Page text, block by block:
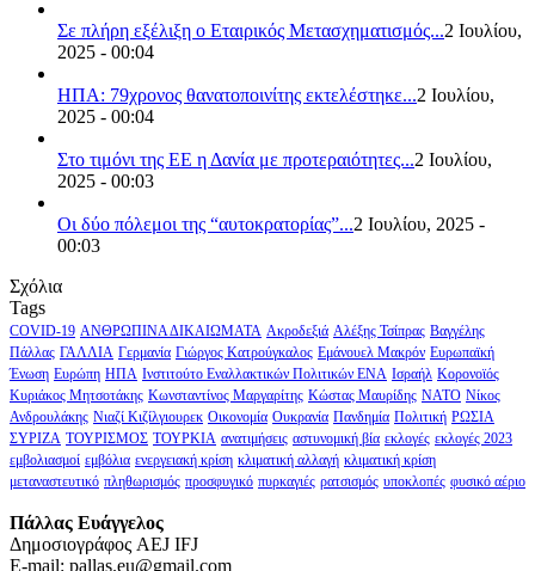
Σε πλήρη εξέλιξη ο Εταιρικός Μετασχηματισμός...2 Ιουλίου,
2025 - 00:04
ΗΠΑ: 79χρονος θανατοποινίτης εκτελέστηκε...2 Ιουλίου,
2025 - 00:04
Στο τιμόνι της ΕΕ η Δανία με προτεραιότητες...2 Ιουλίου,
2025 - 00:03
Οι δύο πόλεμοι της “αυτοκρατορίας”...2 Ιουλίου, 2025 -
00:03
Σχόλια
Tags
COVID-19 ΑΝΘΡΩΠΙΝΑ ΔΙΚΑΙΩΜΑΤΑ Ακροδεξιά Αλέξης Τσίπρας Βαγγέλης
Πάλλας ΓΑΛΛΙΑ Γερμανία Γιώργος Κατρούγκαλος Εμάνουελ Μακρόν Ευρωπαϊκή
Ένωση Ευρώπη ΗΠΑ Ινστιτούτο Εναλλακτικών Πολιτικών ΕΝΑ Ισραήλ Κορονοϊός
Κυριάκος Μητσοτάκης Κωνσταντίνος Μαργαρίτης Κώστας Μαυρίδης ΝΑΤΟ Νίκος
Ανδρουλάκης Νιαζί Κιζίλγιουρεκ Οικονομία Ουκρανία Πανδημία Πολιτική ΡΩΣΙΑ
ΣΥΡΙΖΑ ΤΟΥΡΙΣΜΟΣ ΤΟΥΡΚΙΑ ανατιμήσεις αστυνομική βία εκλογές εκλογές 2023
εμβολιασμοί εμβόλια ενεργειακή κρίση κλιματική αλλαγή κλιματική κρίση
μεταναστευτικό πληθωρισμός προσφυγικό πυρκαγιές ρατσισμός υποκλοπές φυσικό αέριο
Πάλλας Ευάγγελος
Δημοσιογράφος AEJ ΙFJ
E-mail: pallas.eu@gmail.com